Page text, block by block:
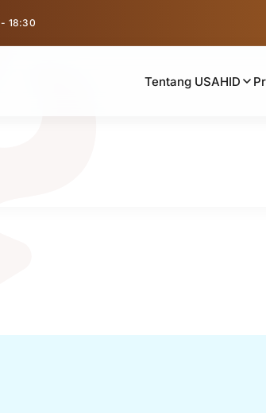
18:30
Tentang USAHID